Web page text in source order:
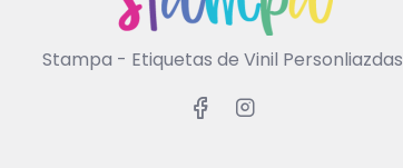
Stampa - Etiquetas de Vinil Personliazdas